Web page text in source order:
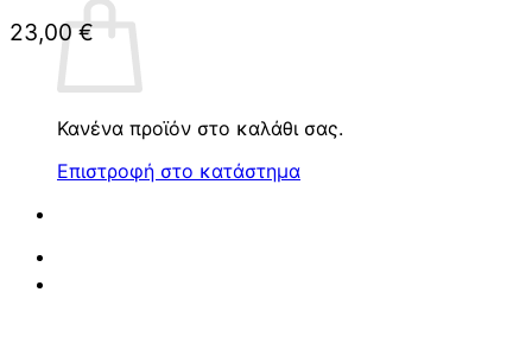
Κανένα προϊόν στο καλάθι σας.
Επιστροφή στο κατάστημα
23,00€